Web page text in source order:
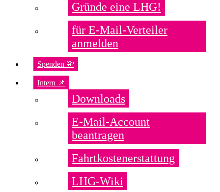
Gründe eine LHG!
für E-Mail-Verteiler
anmelden
Spenden 💸
Intern 📌
Downloads
E-Mail-Account
beantragen
Fahrtkostenerstattung
LHG-Wiki